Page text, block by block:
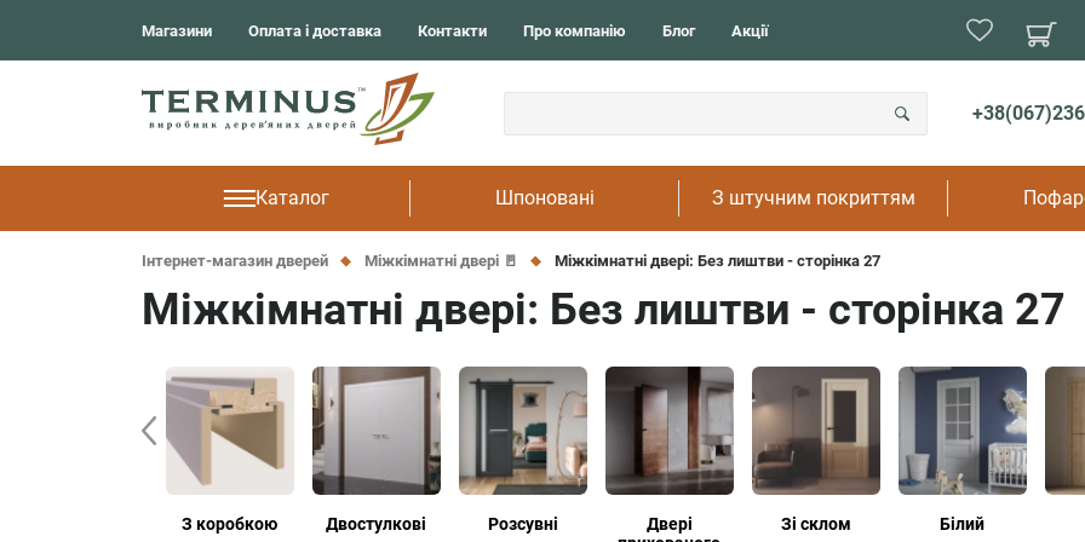
Магазини Оплата і доставка Контакти Про компанію Блог Акції
Каталог Шпоновані З штучним покриттям
Light
Фарбовані
Cardium Porta
Frezato
м. Тернопіль
В кухню
В
На
Інтернет-магазин дверей Міжкімнатні двері 🚪 Міжкімнатні двері: Без лиштви - сторінка 27
Міжкімнатні двері: Без лиштви - сторінка 27
З коробкою Двостулкові Розсувні
Двері
Зі склом Білий